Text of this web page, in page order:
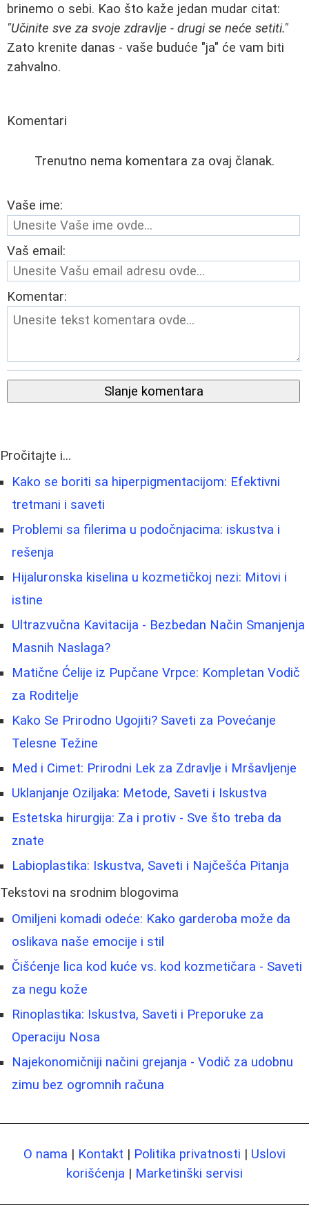
brinemo o sebi. Kao što kaže jedan mudar citat:
"Učinite sve za svoje zdravlje - drugi se neće setiti."
Zato krenite danas - vaše buduće "ja" će vam biti
zahvalno.
Komentari
Trenutno nema komentara za ovaj članak.
Vaše ime:
Vaš email:
Komentar:
Slanje komentara
Pročitajte i...
Kako se boriti sa hiperpigmentacijom: Efektivni
tretmani i saveti
Problemi sa filerima u podočnjacima: iskustva i
rešenja
Hijaluronska kiselina u kozmetičkoj nezi: Mitovi i
istine
Ultrazvučna Kavitacija - Bezbedan Način Smanjenja
Masnih Naslaga?
Matične Ćelije iz Pupčane Vrpce: Kompletan Vodič
za Roditelje
Kako Se Prirodno Ugojiti? Saveti za Povećanje
Telesne Težine
Med i Cimet: Prirodni Lek za Zdravlje i Mršavljenje
Uklanjanje Oziljaka: Metode, Saveti i Iskustva
Estetska hirurgija: Za i protiv - Sve što treba da
znate
Labioplastika: Iskustva, Saveti i Najčešća Pitanja
Tekstovi na srodnim blogovima
Omiljeni komadi odeće: Kako garderoba može da
oslikava naše emocije i stil
Čišćenje lica kod kuće vs. kod kozmetičara - Saveti
za negu kože
Rinoplastika: Iskustva, Saveti i Preporuke za
Operaciju Nosa
Najekonomičniji načini grejanja - Vodič za udobnu
zimu bez ogromnih računa
O nama | Kontakt | Politika privatnosti | Uslovi
korišćenja | Marketinški servisi